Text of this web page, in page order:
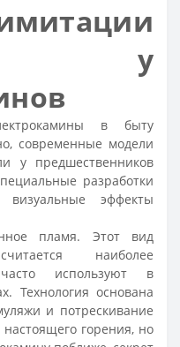
у
в быту
современные модели
у предшественников
разработки
эффекты
пламя. Этот вид
наиболее
используют в
Технология основана
и потрескивание
горения, но